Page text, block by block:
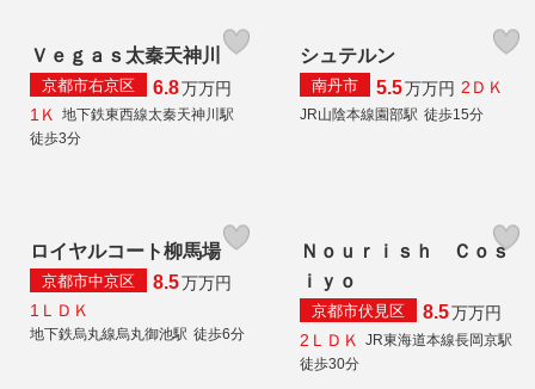
Ｖｅｇａｓ太秦天神川
京都市右京区 6.8万万円
1Ｋ
地下鉄東西線太秦天神川駅
徒歩3分
シュテルン
南丹市 5.5万万円 2ＤＫ
JR山陰本線園部駅 徒歩15分
ロイヤルコート柳馬場
京都市中京区 8.5万万円
1ＬＤＫ
地下鉄烏丸線烏丸御池駅 徒歩6分
Ｎｏｕｒｉｓｈ Ｃｏｓ
ｉｙｏ
京都市伏見区 8.5万万円
2ＬＤＫ
JR東海道本線長岡京駅
徒歩30分